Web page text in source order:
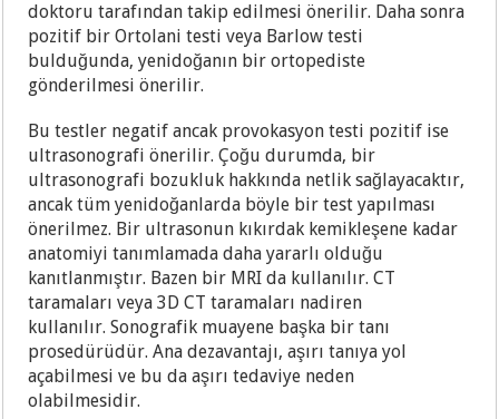
doktoru tarafından takip edilmesi önerilir. Daha sonra
pozitif bir Ortolani testi veya Barlow testi
bulduğunda, yenidoğanın bir ortopediste
gönderilmesi önerilir.
Bu testler negatif ancak provokasyon testi pozitif ise
ultrasonografi önerilir. Çoğu durumda, bir
ultrasonografi bozukluk hakkında netlik sağlayacaktır,
ancak tüm yenidoğanlarda böyle bir test yapılması
önerilmez. Bir ultrasonun kıkırdak kemikleşene kadar
anatomiyi tanımlamada daha yararlı olduğu
kanıtlanmıştır. Bazen bir MRI da kullanılır. CT
taramaları veya 3D CT taramaları nadiren
kullanılır. Sonografik muayene başka bir tanı
prosedürüdür. Ana dezavantajı, aşırı tanıya yol
açabilmesi ve bu da aşırı tedaviye neden
olabilmesidir.